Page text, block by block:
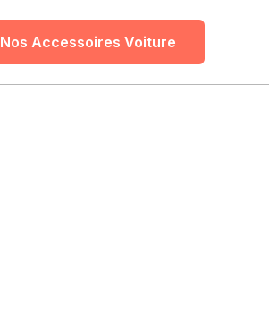
Nos Accessoires Voiture